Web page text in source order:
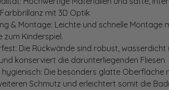
mit 3D Optik
& Montage: Leichte und schnelle Montage
zum Kinderspiel.
Die Rückwände sind robust,
konserviert die darunterliegenden Fliesen
hygienisch: Die besonders glatte
Schmutz und erleichtert somit die